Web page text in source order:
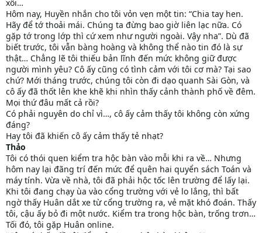
xôi…
Hôm nay, Huyền nhắn cho tôi vỏn vẹn một tin: “Chia tay hen.
Hãy để tớ thoải mái. Chúng ta đừng bao giờ liên lạc nữa. Có
gặp tớ trong lớp thì cứ xem như người ngoài. Vậy nha”. Dù đã
biết trước, tôi vẫn bàng hoàng và không thể nào tin đó là sự
thật… Chẳng lẽ tôi thiếu bản lĩnh đến mức không giữ được
người mình yêu? Cô ấy cũng có tình cảm với tôi cơ mà? Tại sao
chứ? Mới tháng trước, chúng tôi còn đi dạo quanh Sài Gòn, và
cô ấy đã thốt lên khe khẽ khi nhìn thấy cảnh thành phố về đêm.
Mọi thứ đâu mất cả rồi?
Có phải nguyên do chỉ vì…, cô ấy cảm thấy tôi không còn xứng
đáng?
Hay tôi đã khiến cô ấy cảm thấy tẻ nhạt?
Thảo
Tôi có thói quen kiểm tra hộc bàn vào mỗi khi ra về… Nhưng
hôm nay lại đãng trí đến mức để quên hai quyển sách Toán và
máy tính. Vừa về nhà, tôi đã phải hộc tốc lên trường để lấy lại.
Khi tôi đang chạy ùa vào cổng trường với vẻ lo lắng, thì bất
ngờ thấy Huân dắt xe từ cổng trường ra, vẻ mặt khó đoán. Thấy
tôi, cậu ấy bỏ đi một nước. Kiểm tra trong hộc bàn, trống trơn…
Tối đó, tôi gặp Huân online.